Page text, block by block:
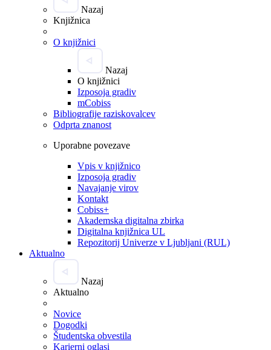
Nazaj
Knjižnica
O knjižnici
Nazaj
O knjižnici
Izposoja gradiv
mCobiss
Bibliografije raziskovalcev
Odprta znanost
Uporabne povezave
Vpis v knjižnico
Izposoja gradiv
Navajanje virov
Kontakt
Cobiss+
Akademska digitalna zbirka
Digitalna knjižnica UL
Repozitorij Univerze v Ljubljani (RUL)
Aktualno
Nazaj
Aktualno
Novice
Dogodki
Študentska obvestila
Karierni oglasi